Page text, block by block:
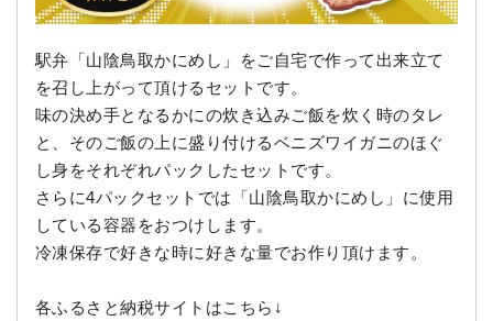
駅弁「山陰鳥取かにめし」をご自宅で作って出来立て
を召し上がって頂けるセットです。
味の決め手となるかにの炊き込みご飯を炊く時のタレ
と、そのご飯の上に盛り付けるベニズワイガニのほぐ
し身をそれぞれパックしたセットです。
さらに4パックセットでは「山陰鳥取かにめし」に使用
している容器をおつけします。
冷凍保存で好きな時に好きな量でお作り頂けます。
各ふるさと納税サイトはこちら↓